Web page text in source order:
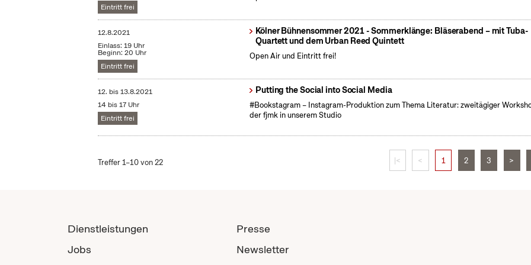
Eintritt frei
12.8.2021
Einlass: 19 Uhr
Beginn: 20 Uhr
Eintritt frei
Kölner Bühnensommer 2021 - Sommerklänge: Bläserabend – mit Tuba-
Quartett und dem Urban Reed Quintett
Open Air und Eintritt frei!
12. bis13.8.2021
14 bis 17 Uhr
Eintritt frei
Putting the Social into Social Media
#Bookstagram – Instagram-Produktion zum Thema Literatur: zweitägiger
der fjmk in unserem Studio
Treffer 1–10 von 22 |< < 1 2 3 >
Dienstleistungen
Jobs
Presse
Newsletter